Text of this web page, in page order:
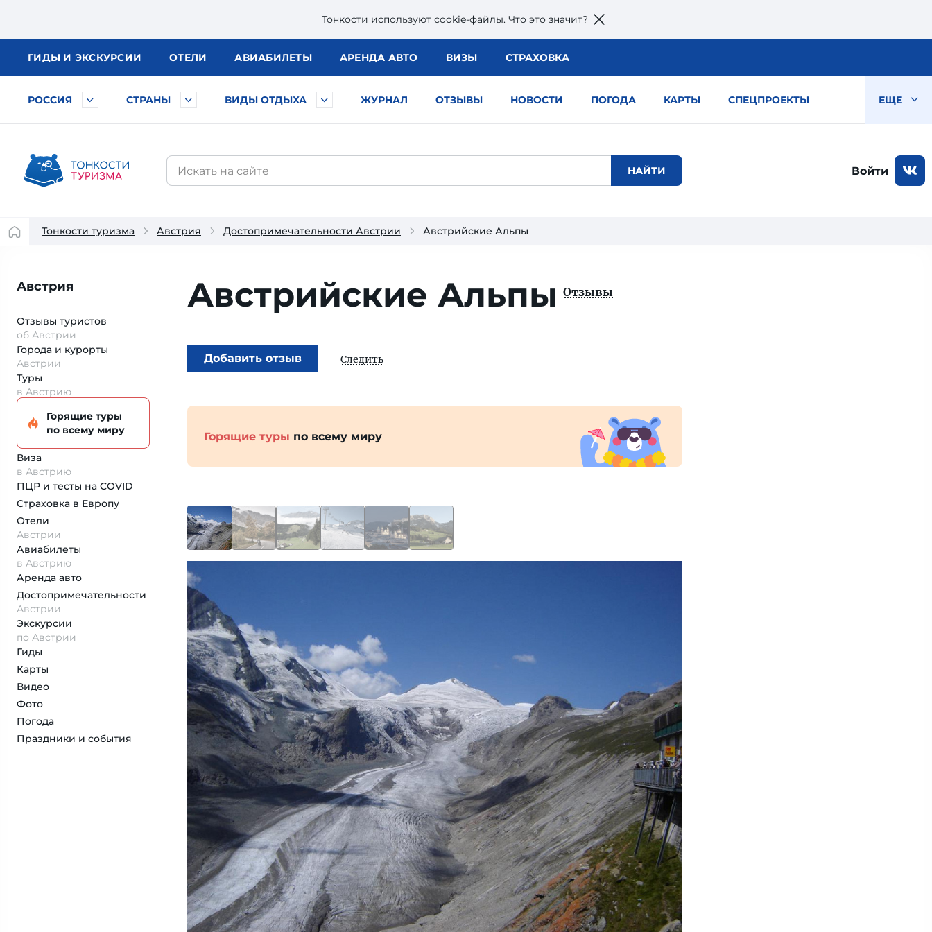
Тонкости используют сookie-файлы. Что это значит?
ГИДЫ И ЭКСКУРСИИ ОТЕЛИ АВИАБИЛЕТЫ АРЕНДА АВТО ВИЗЫ СТРАХОВКА
РОССИЯ СТРАНЫ ВИДЫ ОТДЫХА ЖУРНАЛ ОТЗЫВЫ НОВОСТИ ПОГОДА КАРТЫ СПЕЦПРОЕКТЫ ЕЩЕ
Войти
Тонкости туризма Австрия Достопримечательности Австрии Австрийские Альпы
Австрия
Отзывы туристов
об Австрии
Города и курорты
Австрии
Туры
в Австрию
Горящие туры
по всему миру
Виза
в Австрию
ПЦР и тесты на COVID
Страховка в Европу
Отели
Австрии
Авиабилеты
в Австрию
Аренда авто
Достопримеча­тельности
Австрии
Экскурсии
по Австрии
Гиды
Карты
Видео
Фото
Погода
Праздники и события
Австрийские Альпы Отзывы
Добавить отзыв Следить
Горящие туры по всему миру